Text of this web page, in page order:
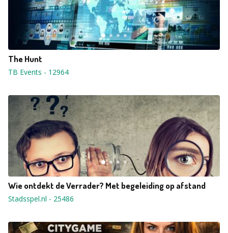
The Hunt
TB Events - 12964
Wie ontdekt de Verrader? Met begeleiding op afstand
Stadsspel.nl - 25486